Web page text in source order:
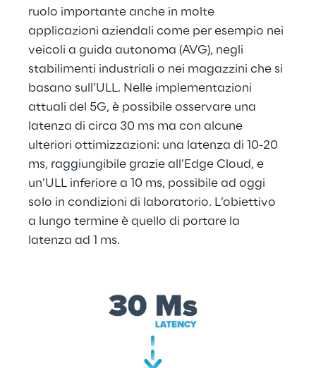
ruolo importante anche in molte
applicazioni aziendali come per esempio nei
veicoli a guida autonoma (AVG), negli
stabilimenti industriali o nei magazzini che si
basano sull’ULL. Nelle implementazioni
attuali del 5G, è possibile osservare una
latenza di circa 30 ms ma con alcune
ulteriori ottimizzazioni: una latenza di 10-20
ms, raggiungibile grazie all’Edge Cloud, e
un’ULL inferiore a 10 ms, possibile ad oggi
solo in condizioni di laboratorio. L’obiettivo
a lungo termine è quello di portare la
latenza ad 1 ms.